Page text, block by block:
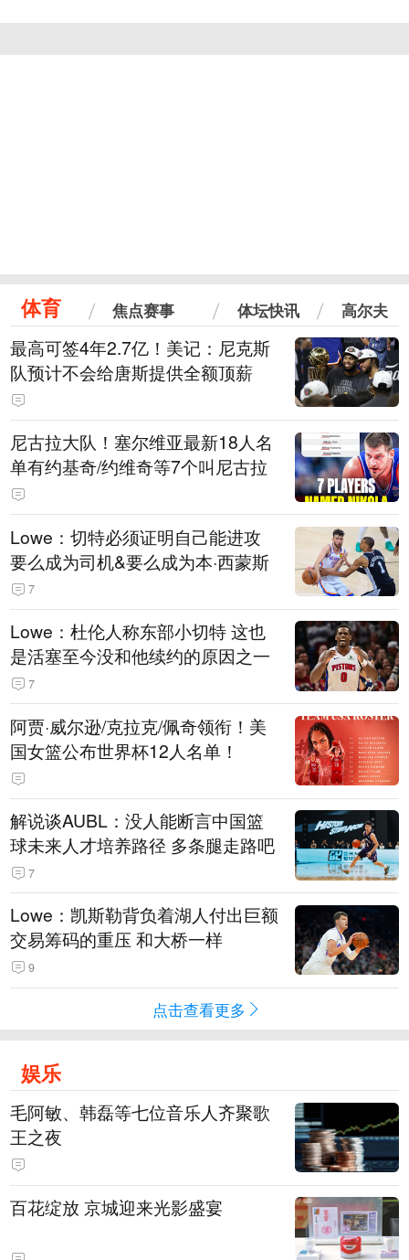
体育 焦点赛事 体坛快讯 高尔夫
最高可签4年2.7亿！美记：尼克斯
队预计不会给唐斯提供全额顶薪
尼古拉大队！塞尔维亚最新18人名
单有约基奇/约维奇等7个叫尼古拉
Lowe：切特必须证明自己能进攻
要么成为司机&要么成为本·西蒙斯
7
Lowe：杜伦人称东部小切特 这也
是活塞至今没和他续约的原因之一
7
阿贾·威尔逊/克拉克/佩奇领衔！美
国女篮公布世界杯12人名单！
解说谈AUBL：没人能断言中国篮
球未来人才培养路径 多条腿走路吧
7
Lowe：凯斯勒背负着湖人付出巨额
交易筹码的重压 和大桥一样
9
点击查看更多
娱乐
毛阿敏、韩磊等七位音乐人齐聚歌
王之夜
百花绽放 京城迎来光影盛宴